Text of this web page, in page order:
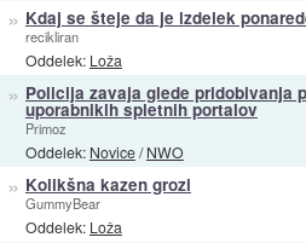
» Kdaj se šteje da je izdelek
recikliran
Oddelek: Loža
» Policija zavaja glede pridobivanja
uporabnikih spletnih portalov
Primoz
Oddelek: Novice/NWO
» Kolikšna kazen grozi
GummyBear
Oddelek: Loža